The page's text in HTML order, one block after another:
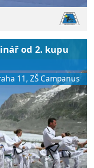
od 2. kupu
11, ZŠ Campanus